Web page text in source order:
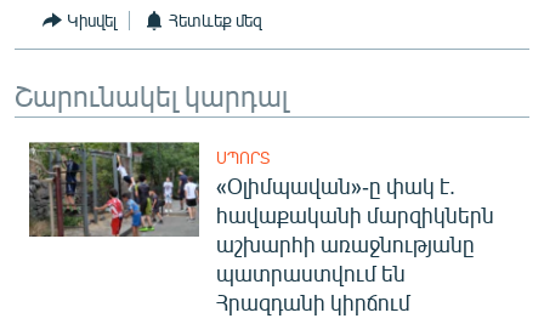
Կիսվել Հետևեք մեզ
Շարունակել կարդալ
ՍՊՈՐՏ
«Օլիմպավան»-ը փակ է.
հավաքականի մարզիկներն
աշխարհի առաջնությանը
պատրաստվում են
Հրազդանի կիրճում